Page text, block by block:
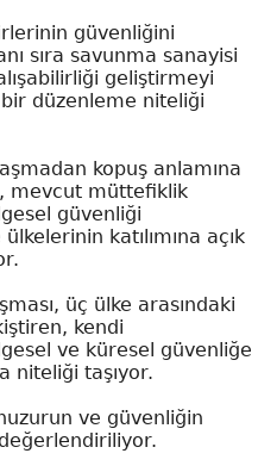
güvenliğini
sıra savunma sanayisi
geliştirmeyi
düzenleme niteliği
kopuş anlamına
mevcut müttefiklik
güvenliği
katılımına açık
üç ülke arasındaki
kendi
ve küresel güvenliğe
niteliği taşıyor.
ve güvenliğin